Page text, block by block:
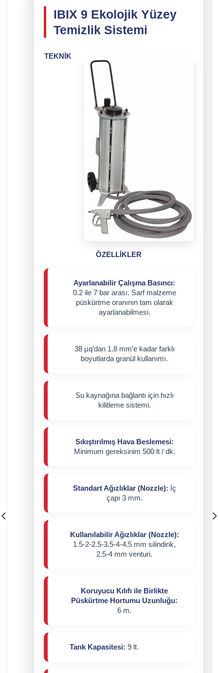
IBIX 9 Ekolojik Yüzey
Temizlik Sistemi
TEKNİK
ÖZELLİKLER
Ayarlanabilir Çalışma Basıncı:
0.2 ile 7 bar arası. Sarf malzeme
püskürtme oranının tam olarak
ayarlanabilmesi.
38 µq’dan 1.8 mm’e kadar farklı
boyutlarda granül kullanımı.
Su kaynağına bağlantı için hızlı
kilitleme sistemi.
Sıkıştırılmış Hava Beslemesi:
Minimum gereksinim 500 lt / dk.
Standart Ağızlıklar (Nozzle): İç
çapı 3 mm.
Kullanılabilir Ağızlıklar (Nozzle):
1.5-2-2.5-3.5-4-4.5 mm silindirik,
2.5-4 mm venturi.
Koruyucu Kılıfı ile Birlikte
Püskürtme Hortumu Uzunluğu:
6 m.
Tank Kapasitesi: 9 lt.